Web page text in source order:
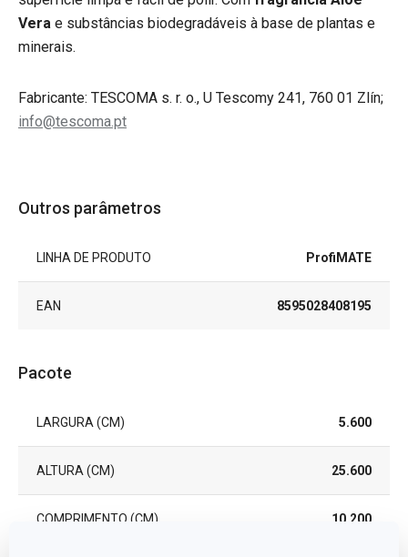
Vera e substâncias biodegradáveis à base de plantas e
minerais.
Fabricante: TESCOMA s. r. o., U Tescomy 241, 760 01 Zlín;
info@tescoma.pt
Outros parâmetros
LINHA DE PRODUTO ProfiMATE
EAN 8595028408195
Pacote
LARGURA (CM) 5.600
ALTURA (CM) 25.600
COMPRIMENTO (CM) 10.200